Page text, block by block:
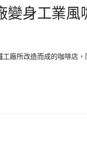
變身工業風
廠所改造而成的咖啡店